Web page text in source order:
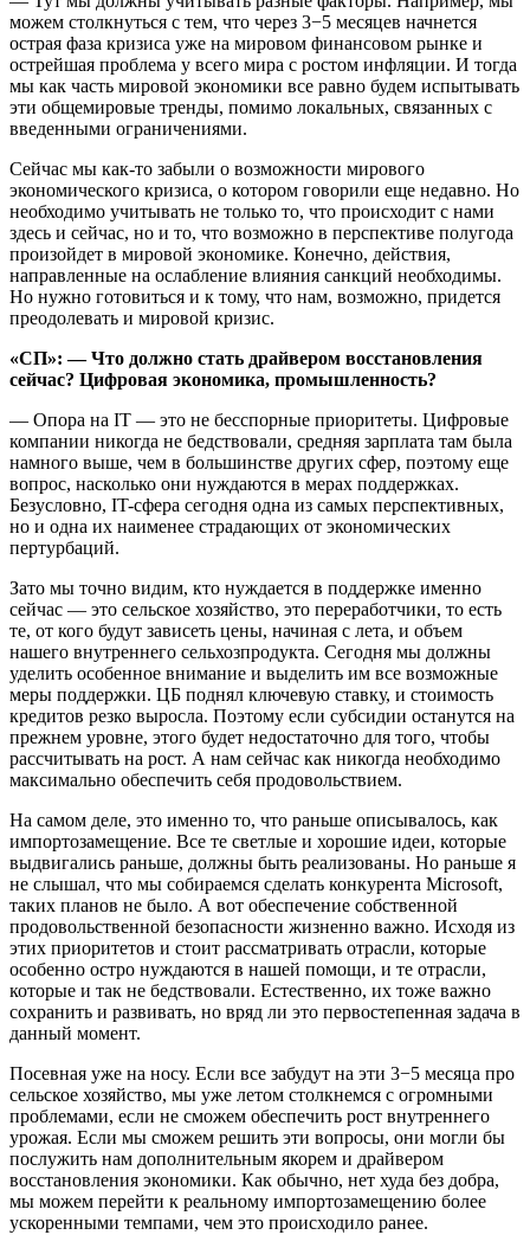
можем столкнуться с тем, что через 3−5 месяцев начнется
острая фаза кризиса уже на мировом финансовом рынке и
острейшая проблема у всего мира с ростом инфляции. И тогда
мы как часть мировой экономики все равно будем испытывать
эти общемировые тренды, помимо локальных, связанных с
введенными ограничениями.
Сейчас мы как-то забыли о возможности мирового
экономического кризиса, о котором говорили еще недавно. Но
необходимо учитывать не только то, что происходит с нами
здесь и сейчас, но и то, что возможно в перспективе полугода
произойдет в мировой экономике. Конечно, действия,
направленные на ослабление влияния санкций необходимы.
Но нужно готовиться и к тому, что нам, возможно, придется
преодолевать и мировой кризис.
«СП»: — Что должно стать драйвером восстановления
сейчас? Цифровая экономика, промышленность?
— Опора на IT — это не бесспорные приоритеты. Цифровые
компании никогда не бедствовали, средняя зарплата там была
намного выше, чем в большинстве других сфер, поэтому еще
вопрос, насколько они нуждаются в мерах поддержках.
Безусловно, IT-сфера сегодня одна из самых перспективных,
но и одна их наименее страдающих от экономических
пертурбаций.
Зато мы точно видим, кто нуждается в поддержке именно
сейчас — это сельское хозяйство, это переработчики, то есть
те, от кого будут зависеть цены, начиная с лета, и объем
нашего внутреннего сельхозпродукта. Сегодня мы должны
уделить особенное внимание и выделить им все возможные
меры поддержки. ЦБ поднял ключевую ставку, и стоимость
кредитов резко выросла. Поэтому если субсидии останутся на
прежнем уровне, этого будет недостаточно для того, чтобы
рассчитывать на рост. А нам сейчас как никогда необходимо
максимально обеспечить себя продовольствием.
На самом деле, это именно то, что раньше описывалось, как
импортозамещение. Все те светлые и хорошие идеи, которые
выдвигались раньше, должны быть реализованы. Но раньше я
не слышал, что мы собираемся сделать конкурента Microsoft,
таких планов не было. А вот обеспечение собственной
продовольственной безопасности жизненно важно. Исходя из
этих приоритетов и стоит рассматривать отрасли, которые
особенно остро нуждаются в нашей помощи, и те отрасли,
которые и так не бедствовали. Естественно, их тоже важно
сохранить и развивать, но вряд ли это первостепенная задача в
данный момент.
Посевная уже на носу. Если все забудут на эти 3−5 месяца про
сельское хозяйство, мы уже летом столкнемся с огромными
проблемами, если не сможем обеспечить рост внутреннего
урожая. Если мы сможем решить эти вопросы, они могли бы
послужить нам дополнительным якорем и драйвером
восстановления экономики. Как обычно, нет худа без добра,
мы можем перейти к реальному импортозамещению более
ускоренными темпами, чем это происходило ранее.